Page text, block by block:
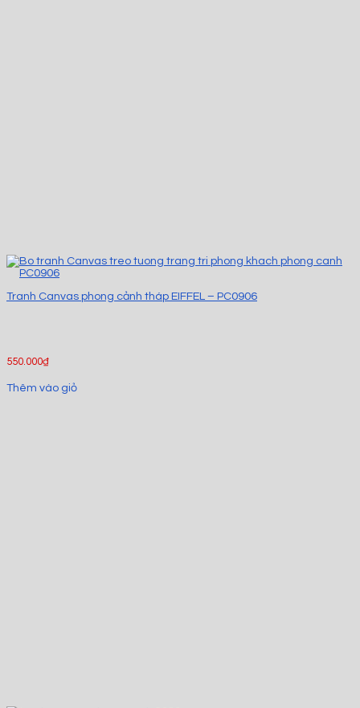
Tranh Canvas phong cảnh tháp EIFFEL – PC0906
550.000₫
Thêm vào giỏ